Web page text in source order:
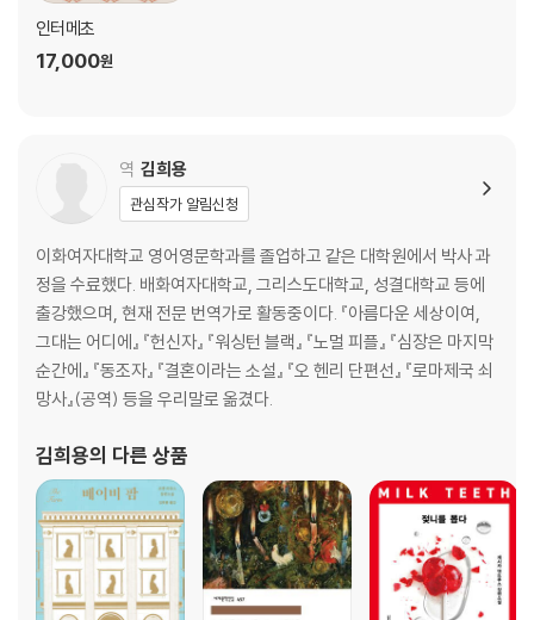
인터메초
17,000원
역 김희용
관심작가 알림신청
이화여자대학교 영어영문학과를 졸업하고 같은 대학원에서 박사 과
정을 수료했다. 배화여자대학교, 그리스도대학교, 성결대학교 등에
출강했으며, 현재 전문 번역가로 활동중이다. 『아름다운 세상이여,
그대는 어디에』 『헌신자』 『워싱턴 블랙』 『노멀 피플』 『심장은 마지막
순간에』 『동조자』 『결혼이라는 소설』 『오 헨리 단편선』 『로마제국 쇠
망사』(공역) 등을 우리말로 옮겼다.
김희용의 다른 상품